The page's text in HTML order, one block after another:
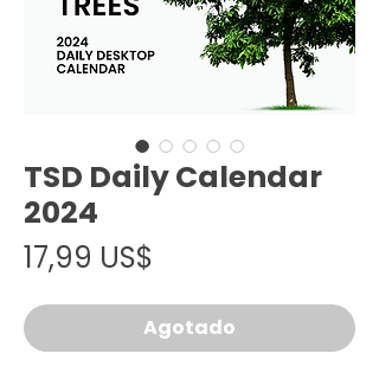
TSD Daily Calendar
2024
17,99 US$
Agotado